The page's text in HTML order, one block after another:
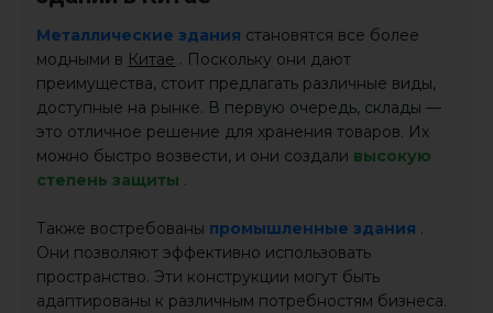
Металлические здания становятся все более
модными в Китае . Поскольку они дают
преимущества, стоит предлагать различные виды,
доступные на рынке. В первую очередь, склады —
это отличное решение для хранения товаров. Их
можно быстро возвести, и они создали высокую
степень защиты .
Также востребованы промышленные здания .
Они позволяют эффективно использовать
пространство. Эти конструкции могут быть
адаптированы к различным потребностям бизнеса.